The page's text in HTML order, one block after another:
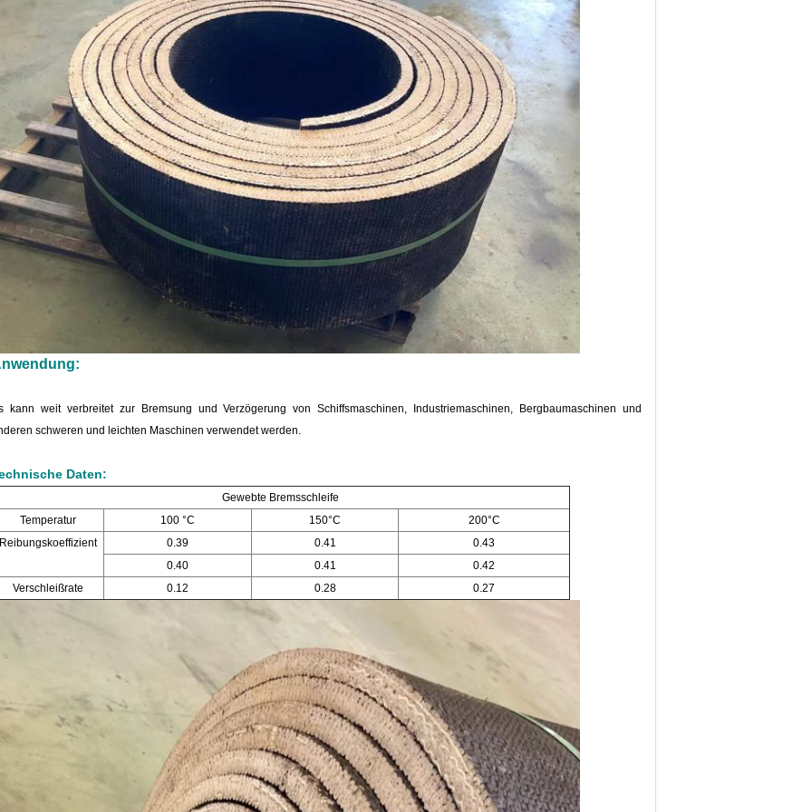
kann weit verbreitet zur Bremsung und Verzögerung von Schiffsmaschinen, Industriemaschinen, Bergbaumaschinen und
schweren und leichten Maschinen verwendet werden.
Daten:
Gewebte Bremsschleife
Temperatur
100 °C 150°C
200°C
0.39 0.41
0.43
0.40
0.41
0.42
Verschleißrate
0.12 0.28 0.27